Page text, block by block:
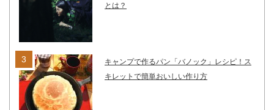
とは？
キャンプで作るパン「バノック」レシピ！ス
キレットで簡単おいしい作り方